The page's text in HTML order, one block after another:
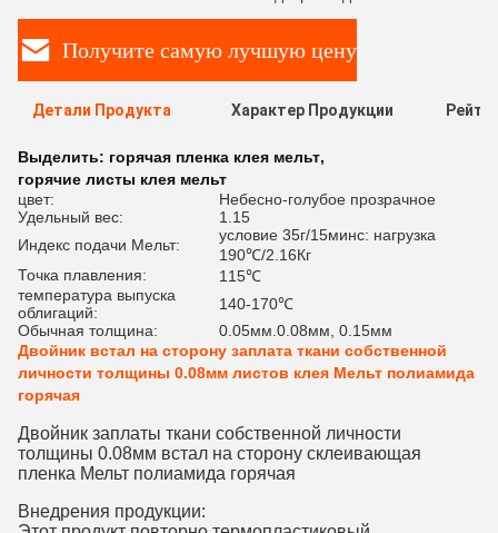
Получите самую лучшую цену
Детали Продукта Характер Продукции
Выделить: горячая пленка клея мельт,
горячие листы клея мельт
цвет:
Небесно-голубое прозрачное
Удельный вес:
1.15
Индекс подачи Мельт:
условие 35г/15минс: нагрузка
190℃/2.16Кг
Точка плавления:
115℃
температура выпуска
облигаций:
140-170℃
Обычная толщина:
0.05мм.0.08мм, 0.15мм
Двойник встал на сторону заплата ткани собственной
личности толщины 0.08мм листов клея Мельт полиамида
горячая
Двойник заплаты ткани собственной личности
толщины 0.08мм встал на сторону склеивающая
пленка Мельт полиамида горячая
Внедрения продукции: